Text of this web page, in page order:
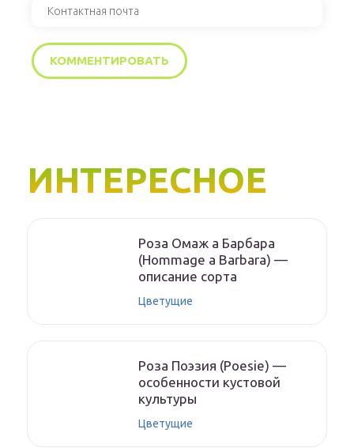
ИНТЕРЕСНОЕ
Роза Омаж а Барбара
(Hommage a Barbara) —
описание сорта
Цветущие
Роза Поэзия (Poesie) —
особенности кустовой
культуры
Цветущие